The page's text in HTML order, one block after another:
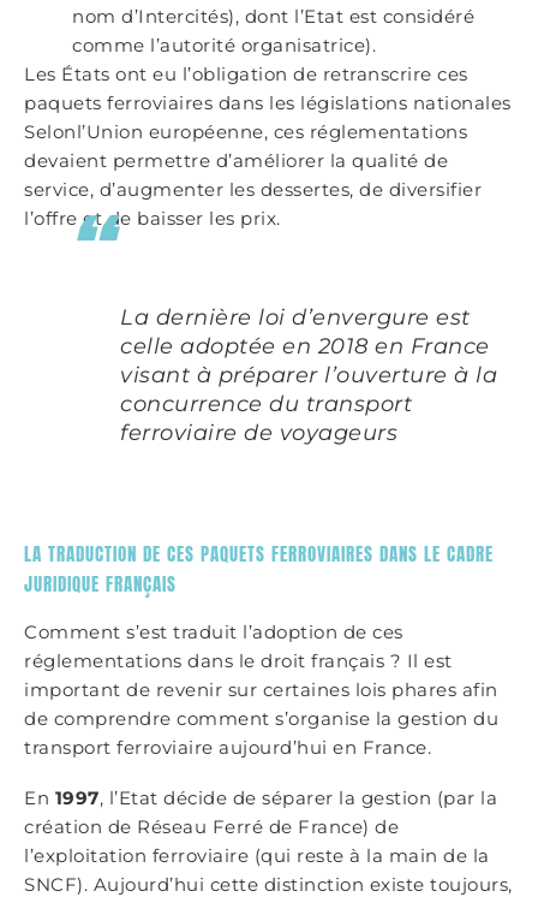
nom d’Intercités), dont l’Etat est considéré
comme l’autorité organisatrice).
Les États ont eu l’obligation de retranscrire ces
paquets ferroviaires dans les législations nationales
Selonl’Union européenne, ces réglementations
devaient permettre d’améliorer la qualité de
service, d’augmenter les dessertes, de diversifier
l’offre et de baisser les prix.
La dernière loi d’envergure est
celle adoptée en 2018 en France
visant à préparer l’ouverture à la
concurrence du transport
ferroviaire de voyageurs
LA TRADUCTION DE CES PAQUETS FERROVIAIRES DANS LE CADRE
JURIDIQUE FRANÇAIS
Comment s’est traduit l’adoption de ces
réglementations dans le droit français ? Il est
important de revenir sur certaines lois phares afin
de comprendre comment s’organise la gestion du
transport ferroviaire aujourd’hui en France.
En 1997, l’Etat décide de séparer la gestion (par la
création de Réseau Ferré de France) de
l’exploitation ferroviaire (qui reste à la main de la
SNCF). Aujourd’hui cette distinction existe toujours,